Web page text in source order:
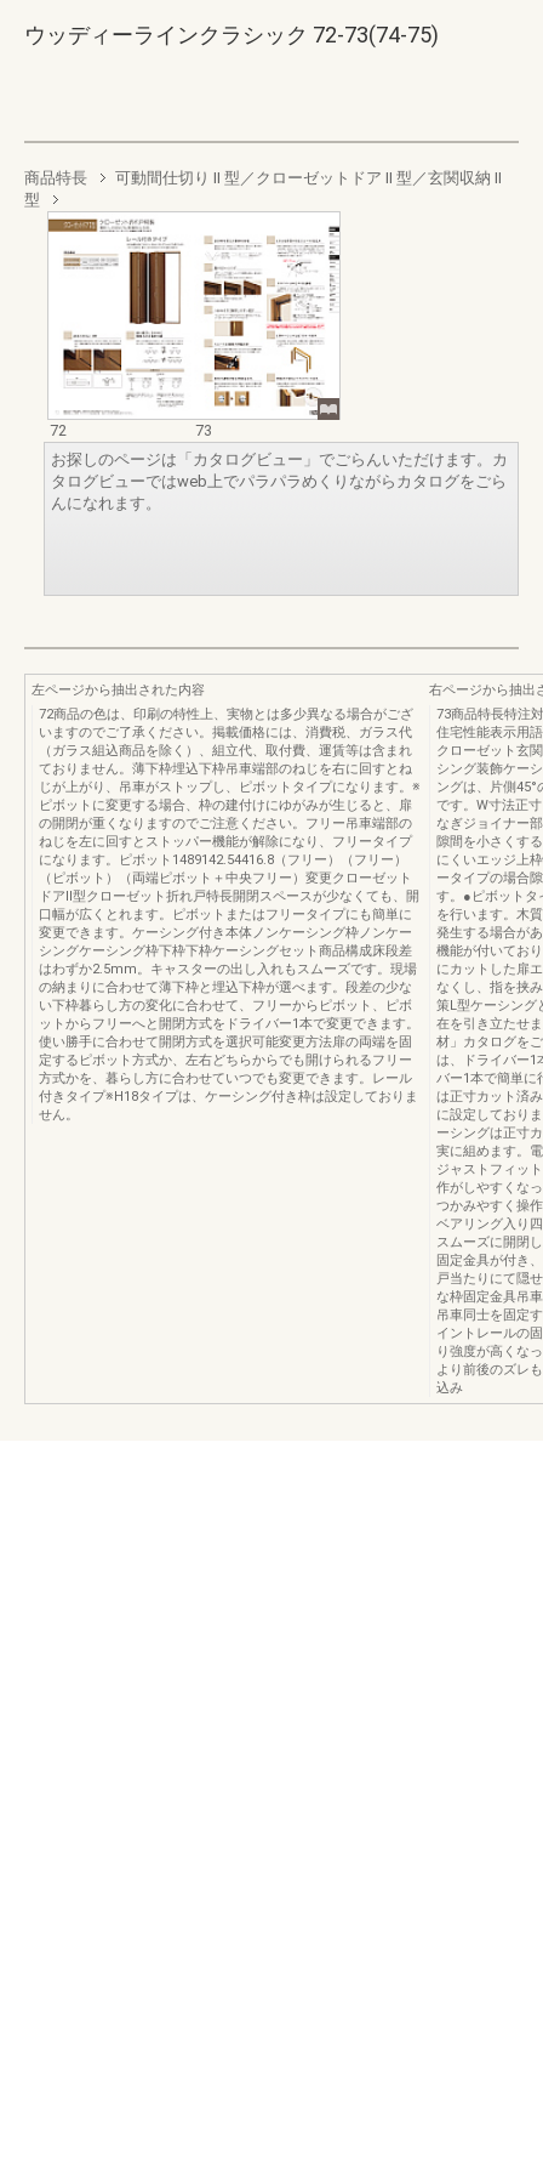
ウッディーラインクラシック 72-73(74-75)
商品特長
可動間仕切り II 型／クローゼットドア II 型／玄関収納 II
型
72
73
お探しのページは「カタログビュー」でごらんいただけます。カ
タログビューではweb上でパラパラめくりながらカタログをごら
んになれます。
左ページから抽出された内容
72商品の色は、印刷の特性上、実物とは多少異なる場合がござ
いますのでご了承ください。掲載価格には、消費税、ガラス代
（ガラス組込商品を除く）、組立代、取付費、運賃等は含まれ
ておりません。薄下枠埋込下枠吊車端部のねじを右に回すとね
じが上がり、吊車がストップし、ピボットタイプになります。※
ピボットに変更する場合、枠の建付けにゆがみが生じると、扉
の開閉が重くなりますのでご注意ください。フリー吊車端部の
ねじを左に回すとストッパー機能が解除になり、フリータイプ
になります。ピボット1489142.54416.8（フリー）（フリー）
（ピボット）（両端ピボット＋中央フリー）変更クローゼット
ドアⅡ型クローゼット折れ戸特長開閉スペースが少なくても、開
口幅が広くとれます。ピボットまたはフリータイプにも簡単に
変更できます。ケーシング付き本体ノンケーシング枠ノンケー
シングケーシング枠下枠下枠ケーシングセット商品構成床段差
はわずか2.5mm。キャスターの出し入れもスムーズです。現場
の納まりに合わせて薄下枠と埋込下枠が選べます。段差の少な
い下枠暮らし方の変化に合わせて、フリーからピボット、ピボ
ットからフリーへと開閉方式をドライバー1本で変更できます。
使い勝手に合わせて開閉方式を選択可能変更方法扉の両端を固
定するピボット方式か、左右どちらからでも開けられるフリー
方式かを、暮らし方に合わせていつでも変更できます。レール
付きタイプ※H18タイプは、ケーシング付き枠は設定しておりま
せん。
右ページから抽出
73商品特長特注
住宅性能表示用
クローゼット玄
シング装飾ケー
ングは、片側
です。W寸法正
なぎジョイナー
隙間を小さくす
にくいエッジ上
ータイプの場合
す。●ピボットタ
を行います。木
発生する場合が
機能が付いてお
にカットした扉
なくし、指を挟
策L型ケーシング
在を引き立たせ
材」カタログを
は、ドライバー1
バー1本で簡単に
は正寸カット済
に設定しており
ーシングは正寸
実に組めます。
ジャストフィッ
作がしやすくな
つかみやすく操
ベアリング入り
スムーズに開閉
固定金具が付き
戸当たりにて隠
な枠固定金具吊
吊車同士を固定
イントレールの
り強度が高くな
より前後のズレ
込み